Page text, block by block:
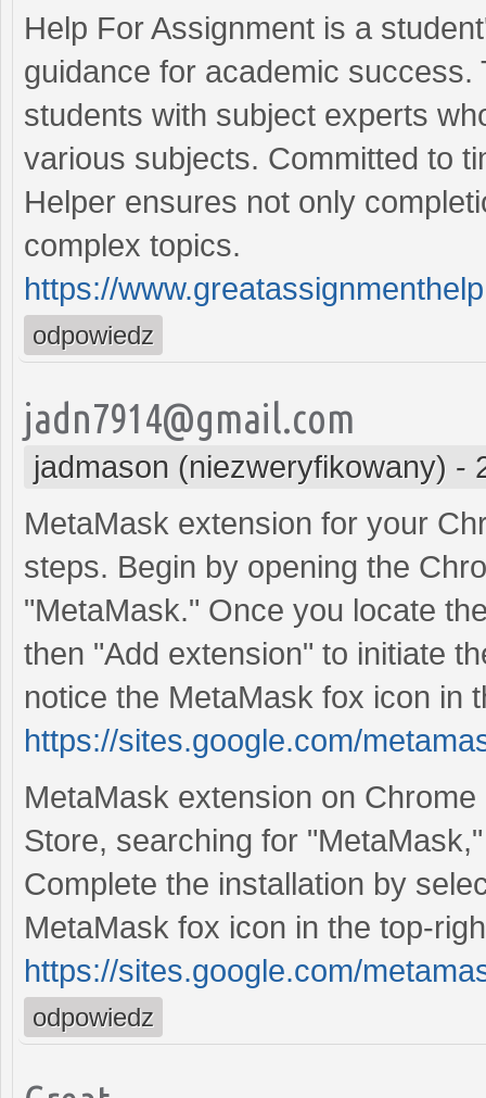
Help For Assignment is a
guidance for academic
students with subject experts
various subjects. Committed to
Helper ensures not only
complex topics.
https://
odpowiedz
jadn7914@gmail.com
jadmason (niezweryfikowany) -
MetaMask extension for your
steps. Begin by opening the
"MetaMask." Once you locate
then "Add extension" to initiate
notice the MetaMask fox icon in
https://sites.google.com/
MetaMask extension on
Store, searching for
Complete the installation by
MetaMask fox icon in the top-
https://sites.google.com/
odpowiedz